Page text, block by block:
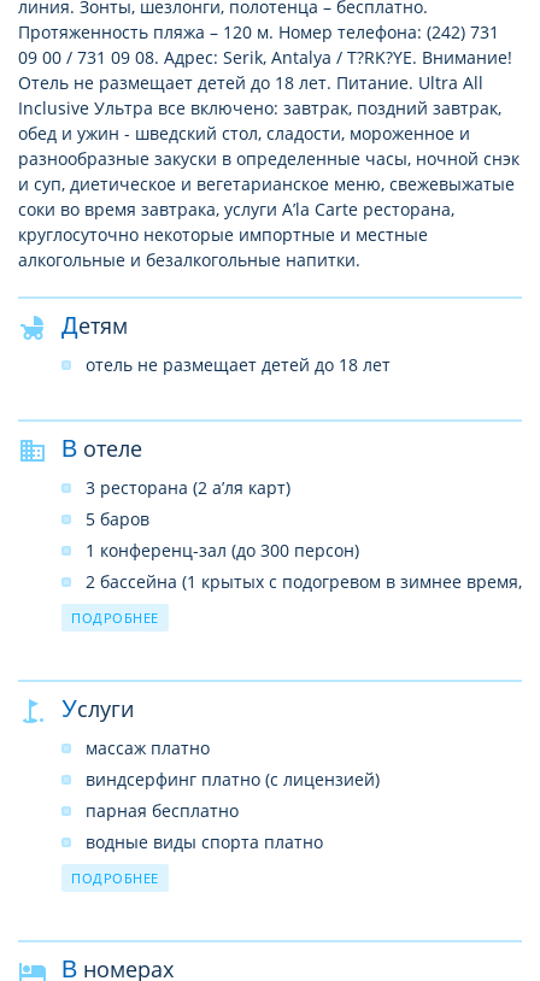
линия. Зонты, шезлонги, полотенца – бесплатно.
Протяженность пляжа – 120 м. Номер телефона: (242) 731
09 00 / 731 09 08. Адрес: Serik, Antalya / T?RK?YE. Внимание!
Отель не размещает детей до 18 лет. Питание. Ultra All
Inclusive Ультра все включено: завтрак, поздний завтрак,
обед и ужин - шведский стол, сладости, мороженное и
разнообразные закуски в определенные часы, ночной снэк
и суп, диетическое и вегетарианское меню, свежевыжатые
соки во время завтрака, услуги A’la Carte ресторана,
круглосуточно некоторые импортные и местные
алкогольные и безалкогольные напитки.
Детям
отель не размещает детей до 18 лет
В отеле
3 ресторана (2 а’ля карт)
5 баров
1 конференц-зал (до 300 персон)
2 бассейна (1 крытых с подогревом в зимнее время,
1 открытый)
1 теннисный корт (с жестким покрытием)
услуги врача
бизнес-центр
беспроводной интернет в лобби (бесплатно)
ПОДРОБНЕЕ
Услуги
массаж платно
виндсерфинг платно (с лицензией)
парная бесплатно
водные виды спорта платно
бочче бесплатно
джакузи платно
стрельба из лука бесплатно
ПОДРОБНЕЕ
В номерах